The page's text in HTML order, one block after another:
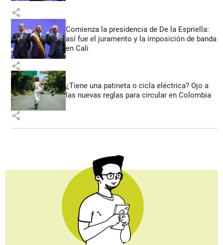
share
Comienza la presidencia de De la Espriella:
así fue el juramento y la imposición de banda
en Cali
share
¿Tiene una patineta o cicla eléctrica? Ojo a
las nuevas reglas para circular en Colombia
share